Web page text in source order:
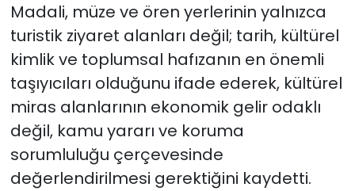
Madali, müze ve ören yerlerinin yalnızca
turistik ziyaret alanları değil; tarih, kültürel
kimlik ve toplumsal hafızanın en önemli
taşıyıcıları olduğunu ifade ederek, kültürel
miras alanlarının ekonomik gelir odaklı
değil, kamu yararı ve koruma
sorumluluğu çerçevesinde
değerlendirilmesi gerektiğini kaydetti.